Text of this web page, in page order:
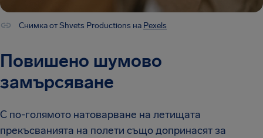
Снимка от Shvets Productions на Pexels
Повишено шумово
замърсяване
С по-голямото натоварване на летищата
прекъсванията на полети също допринасят за